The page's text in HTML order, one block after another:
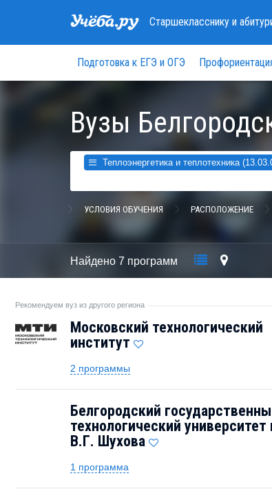
Старшеклассникуи
Подготовка к ЕГЭ и ОГЭ
Вузы
Теплоэнергетика и теплотехника
УСЛОВИЯ ОБУЧЕНИЯ РАСПОЛОЖЕНИЕ
Найдено 7 программ
Рекомендуем вуз из другого региона
Московский технологический
институт
2 программы
Белгородский
технологический университет
В.Г. Шухова
1 программа